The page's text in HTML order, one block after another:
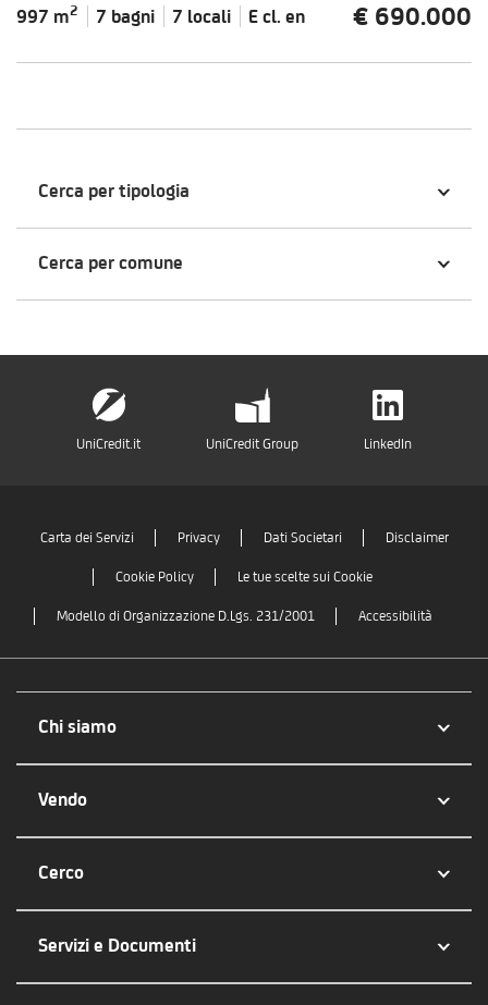
997 m2 7 bagni 7 locali E cl. en € 690.000
Cerca per tipologia
Cerca per comune
UniCredit.it UniCredit Group LinkedIn
Carta dei Servizi Privacy Dati Societari Disclaimer
Cookie Policy Le tue scelte sui Cookie
Modello di Organizzazione D.Lgs. 231/2001 Accessibilità
Chi siamo
Vendo
Cerco
Servizi e Documenti